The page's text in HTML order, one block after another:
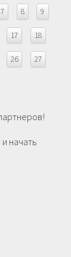
7 8 9
17 18
26 27
начать